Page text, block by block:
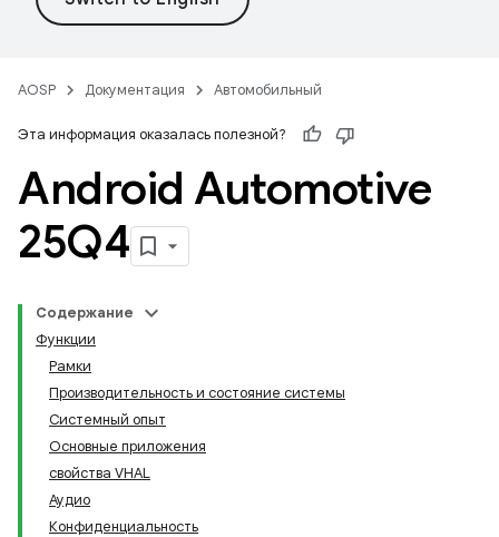
AOSP Документация Автомобильный
Эта информация оказалась полезной?
Android Automotive
25Q4
Содержание
Функции
Рамки
Производительность и состояние системы
Системный опыт
Основные приложения
свойства VHAL
Аудио
Конфиденциальность